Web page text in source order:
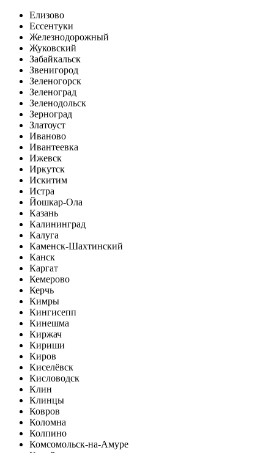
Елизово
Ессентуки
Железнодорожный
Жуковский
Забайкальск
Звенигород
Зеленогорск
Зеленоград
Зеленодольск
Зерноград
Златоуст
Иваново
Ивантеевка
Ижевск
Иркутск
Искитим
Истра
Йошкар-Ола
Казань
Калининград
Калуга
Каменск-Шахтинский
Канск
Каргат
Кемерово
Керчь
Кимры
Кингисепп
Кинешма
Киржач
Кириши
Киров
Киселёвск
Кисловодск
Клин
Клинцы
Ковров
Коломна
Колпино
Комсомольск-на-Амуре